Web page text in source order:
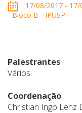
17/08/2017 - 17/
- Bloco B - IPUSP
Palestrantes
Vários
Coordenação
Christian Ingo Lenz